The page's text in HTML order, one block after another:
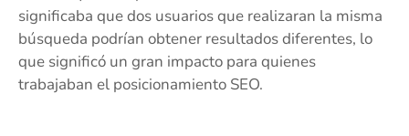
significaba que dos usuarios que realizaran la misma
búsqueda podrían obtener resultados diferentes, lo
que significó un gran impacto para quienes
trabajaban el posicionamiento SEO.